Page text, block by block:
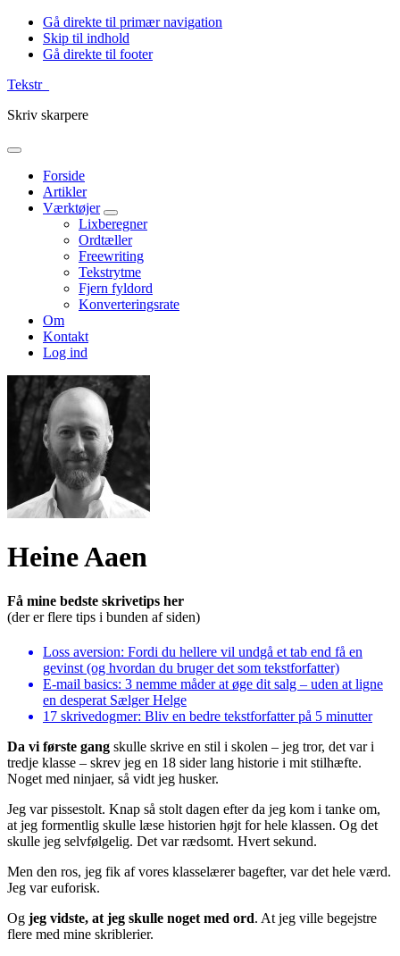
Gå direkte til primær navigation
Skip til indhold
Gå direkte til footer
Tekstr_
Skriv skarpere
Forside
Artikler
Værktøjer
Lixberegner
Ordtæller
Freewriting
Tekstrytme
Fjern fyldord
Konverteringsrate
Om
Kontakt
Log ind
Heine Aaen
Heine
Aaen
Få mine bedste skrivetips her
(der er flere tips i bunden af siden)
Loss aversion: Fordi du hellere vil undgå et tab end få en
gevinst (og hvordan du bruger det som tekstforfatter)
E-mail basics: 3 nemme måder at øge dit salg – uden at ligne
en desperat Sælger Helge
17 skrivedogmer: Bliv en bedre tekstforfatter på 5 minutter
Da vi første gang skulle skrive en stil i skolen – jeg tror, det var i
tredje klasse – skrev jeg en 18 sider lang historie i mit stilhæfte.
Noget med ninjaer, så vidt jeg husker.
Jeg var pissestolt. Knap så stolt dagen efter da jeg kom i tanke om,
at jeg formentlig skulle læse historien højt for hele klassen. Og det
skulle jeg selvfølgelig. Det var rædsomt. Hvert sekund.
Men den ros, jeg fik af vores klasselærer bagefter, var det hele værd.
Jeg var euforisk.
Og jeg vidste, at jeg skulle noget med ord. At jeg ville begejstre
flere med mine skriblerier.